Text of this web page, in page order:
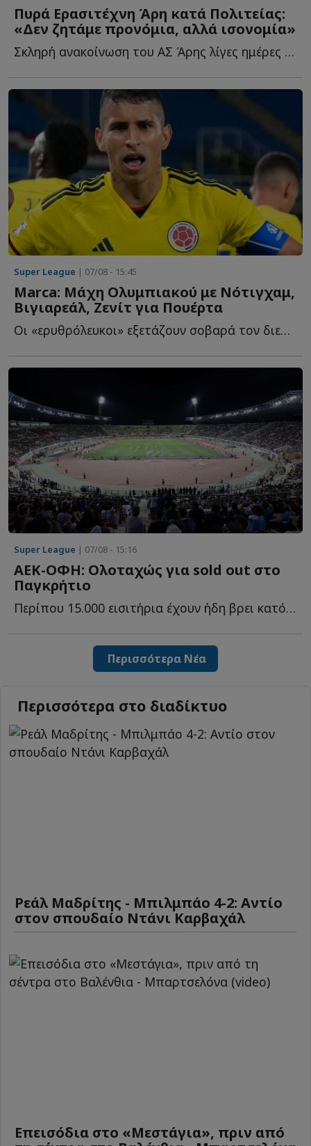
Πυρά Ερασιτέχνη Άρη κατά Πολιτείας:
«Δεν ζητάμε προνόμια, αλλά ισονομία»
Σκληρή ανακοίνωση του ΑΣ Άρης λίγες ημέρες πριν από τ...
Super League | 07/08 - 15:45
Marca: Μάχη Ολυμπιακού με Νότιγχαμ,
Βιγιαρεάλ, Ζενίτ για Πουέρτα
Οι «ερυθρόλευκοι» εξετάζουν σοβαρά τον διεθνή Κολομβιανό χ...
Super League | 07/08 - 15:16
ΑΕΚ-ΟΦΗ: Ολοταχώς για sold out στο
Παγκρήτιο
Περίπου 15.000 εισιτήρια έχουν ήδη βρει κατόχους για τη μ...
Περισσότερα Νέα
Περισσότερα στο διαδίκτυο
Ρεάλ Μαδρίτης - Μπιλμπάο 4-2: Αντίο
στον σπουδαίο Ντάνι Καρβαχάλ
Επεισόδια στο «Μεστάγια», πριν από